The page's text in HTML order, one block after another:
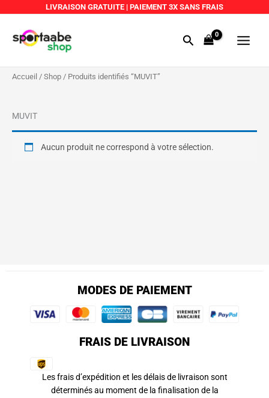
contenu
LIVRAISON GRATUITE | PAIEMENT 3X SANS FRAIS
RechercherMenu
Accueil / Shop / Produits identifiés “MUVIT”
MUVIT
Aucun produit ne correspond à votre sélection.
MODES DE PAIEMENT
FRAIS DE LIVRAISON
Les frais d’expédition et les délais de livraison sont
déterminés au moment de la finalisation de la